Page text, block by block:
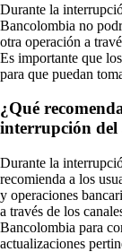
Durante la
Bancolombia no
otra operación a
Es importante que
para que puedan
¿Qué
interrupción del
Durante la
recomienda a los
y operaciones
a través de los
Bancolombia para
actualizaciones